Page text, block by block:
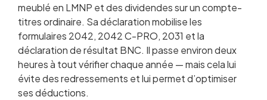
meublé en LMNP et des dividendes sur un compte-
titres ordinaire. Sa déclaration mobilise les
formulaires 2042, 2042 C-PRO, 2031 et la
déclaration de résultat BNC. Il passe environ deux
heures à tout vérifier chaque année — mais cela lui
évite des redressements et lui permet d’optimiser
ses déductions.